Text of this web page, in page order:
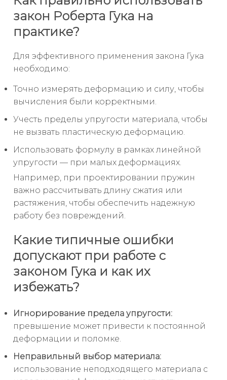
закон Роберта Гука на
практике?
Для эффективного применения закона Гука
необходимо:
Точно измерять деформацию и силу, чтобы
вычисления были корректными.
Учесть пределы упругости материала, чтобы
не вызвать пластическую деформацию.
Использовать формулу в рамках линейной
упругости — при малых деформациях.
Например, при проектировании пружин
важно рассчитывать длину сжатия или
растяжения, чтобы обеспечить надежную
работу без повреждений.
Какие типичные ошибки
допускают при работе с
законом Гука и как их
избежать?
Игнорирование предела упругости:
превышение может привести к постоянной
деформации и поломке.
Неправильный выбор материала:
использование неподходящего материала с